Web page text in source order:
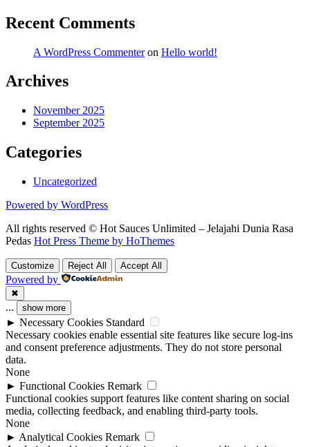
Recent Comments
A WordPress Commenteron Hello world!
Archives
November 2025
September 2025
Categories
Uncategorized
Powered by WordPress
All rights reserved © Hot Sauces Unlimited – Jelajahi Dunia Rasa
Pedas Hot Press Theme by HoThemes
Customize Reject All Accept All
Powered by
✖
... show more
► Necessary Cookies Standard
Necessary cookies enable essential site features like secure log-ins
and consent preference adjustments. They do not store personal
data.
None
► Functional Cookies Remark
Functional cookies support features like content sharing on social
media, collecting feedback, and enabling third-party tools.
None
► Analytical Cookies Remark